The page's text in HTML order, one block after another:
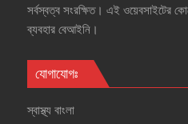
সর্বস্বত্ব সংরক্ষিত। এই ওয়েবসাইটের
ব্যবহার বেআইনি।
যোগাযোগঃ
স্বাস্থ্য বাংলা